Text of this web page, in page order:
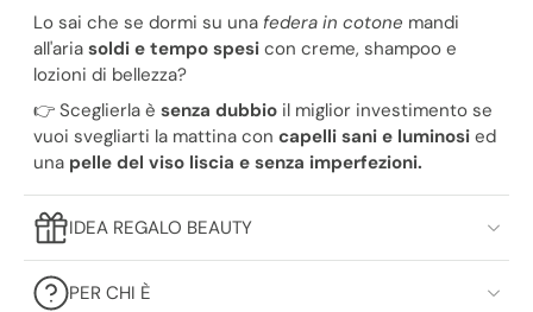
Lo sai che se dormi su una federa in cotone mandi
all'aria soldi e tempo spesi con creme, shampoo e
lozioni di bellezza?
👉 Sceglierla è senza dubbio il miglior investimento se
vuoi svegliarti la mattina con capelli sani e luminosi ed
una pelle del viso liscia e senza imperfezioni.
IDEA REGALO BEAUTY
PER CHI È